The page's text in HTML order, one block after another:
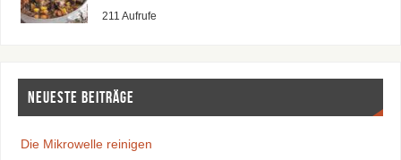
211 Aufrufe
Neueste Beiträge
Die Mikrowelle reinigen